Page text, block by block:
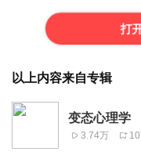
打
以上内容来自专辑
变态心理学
3.74万